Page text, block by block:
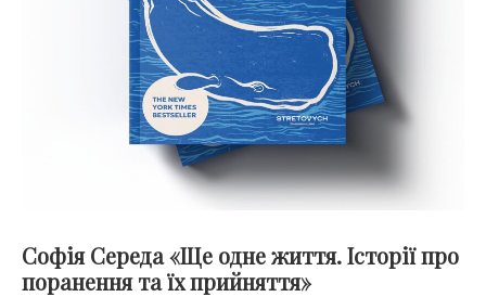
Софія Середа «Ще одне життя. Історії про
поранення та їх прийняття»